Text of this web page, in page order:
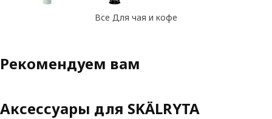
Все Для чая и кофе
Рекомендуем вам
Аксессуары для SKÄLRYTA